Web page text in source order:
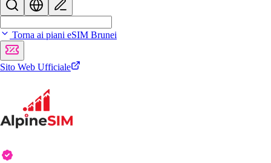
Torna ai piani eSIM Brunei
Sito Web Ufficiale